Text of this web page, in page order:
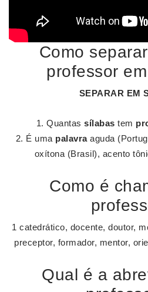
Como
professor
SEPARAR EM
Quantas sílabas tem
É uma palavraaguda
oxítona (Brasil), acento
Como é
1 catedrático, docente, doutor,
preceptor, formador, mentor,
Qual é a